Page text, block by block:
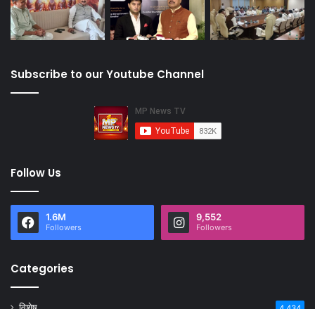
Subscribe to our Youtube Channel
Follow Us
1.6M
Followers
9,552
Followers
Categories